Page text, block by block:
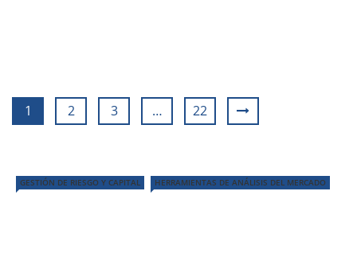
1 2 3 … 22
GESTIÓN DE RIESGO Y CAPITAL HERRAMIENTAS DE ANÁLISIS DEL MERCADO